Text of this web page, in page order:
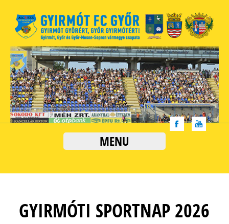
MENU
GYIRMÓTI SPORTNAP 2026